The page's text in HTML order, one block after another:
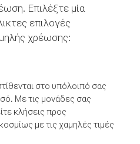
Επιλέξτε μία
επιλογές
χρέωσης:
στο υπόλοιπό σας
Με τις μονάδες σας
κλήσεις προς
με τις χαμηλές τιμές